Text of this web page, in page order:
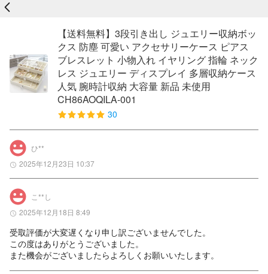
戻る
【送料無料】3段引き出し ジュエリー収納ボッ
クス 防塵 可愛い アクセサリーケース ピアス
ブレスレット 小物入れ イヤリング 指輪 ネック
レス ジュエリー ディスプレイ 多層収納ケース
人気 腕時計収納 大容量 新品 未使用
CH86AOQILA-001
30
ひ**
2025年12月23日 10:37
こ**し
2025年12月18日 8:49
受取評価が大変遅くなり申し訳ございませんでした。
この度はありがとうございました。
また機会がございましたらよろしくお願いいたします。